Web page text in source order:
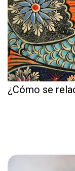
¿Cómo se